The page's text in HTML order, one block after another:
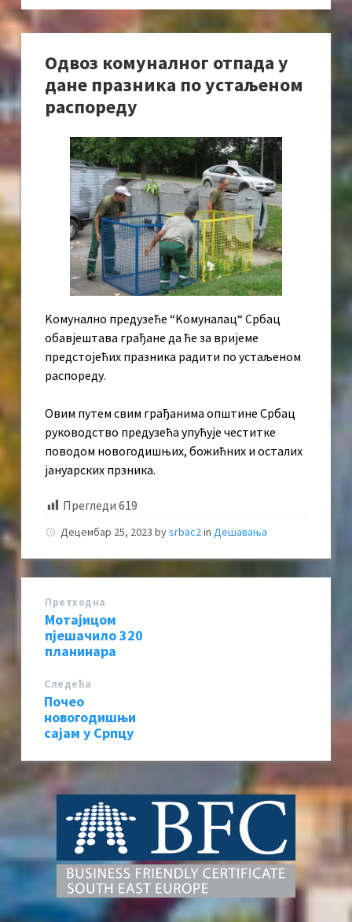
Одвоз комуналног отпада у
дане празника по устаљеном
распореду
Kомунално предузеће “Kомуналац“ Србац
обавјештава грађане да ће за вријеме
предстојећих празника радити по устаљеном
распореду.
Овим путем свим грађанима општине Србац
руководство предузећа упућује честитке
поводом новогодишњих, божићних и осталих
јануарских прзника.
Прегледи 619
Децембар 25, 2023 bysrbac2in Дешавања
Претходна
Мотајицом
пјешачило 320
планинара
Следећa
Почео
новогодишњи
сајам у Српцу